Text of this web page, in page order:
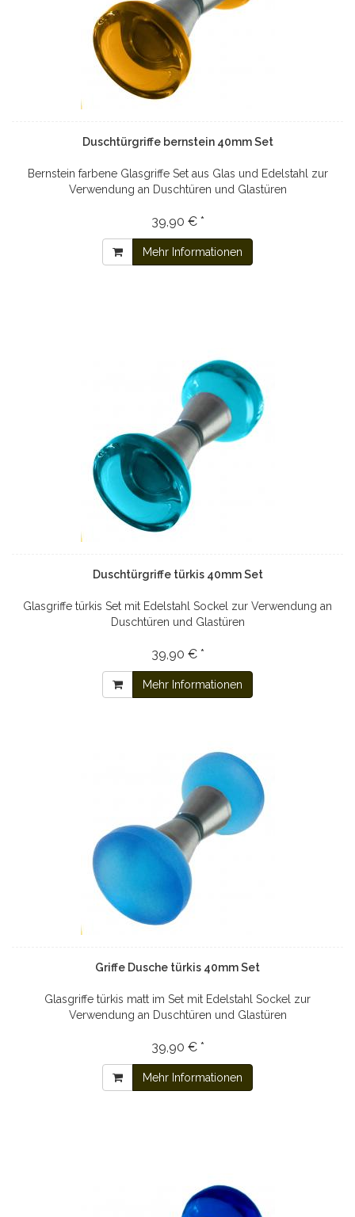
Duschtürgriffe bernstein 40mm Set
Bernstein farbene Glasgriffe Set aus Glas und Edelstahl zur
Verwendung an Duschtüren und Glastüren
39,90 € *
Mehr Informationen
Duschtürgriffe türkis 40mm Set
Glasgriffe türkis Set mit Edelstahl Sockel zur Verwendung an
Duschtüren und Glastüren
39,90 € *
Mehr Informationen
Griffe Dusche türkis 40mm Set
Glasgriffe türkis matt im Set mit Edelstahl Sockel zur
Verwendung an Duschtüren und Glastüren
39,90 € *
Mehr Informationen